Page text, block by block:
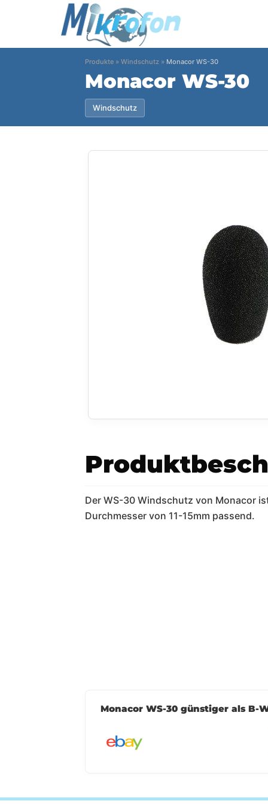
Produkte » Windschutz » Monacor WS-30
Monacor WS-30
Windschutz
Der WS-30 Windschutz von Monacor
Durchmesser von 11-15mm passend.
Monacor WS-30 günstiger als B-